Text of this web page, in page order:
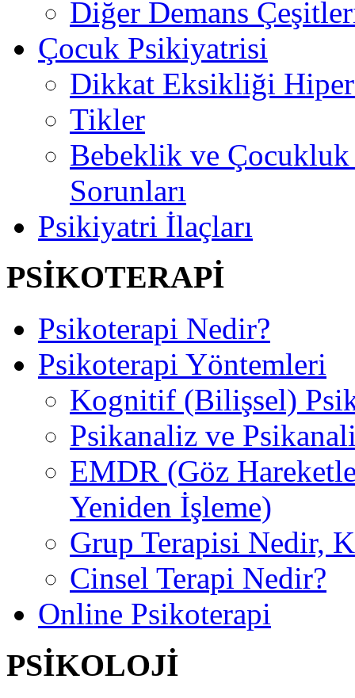
Diğer Demans
Çocuk Psikiyatrisi
Dikkat Eksikliği
Tikler
Bebeklik ve
Sorunları
Psikiyatri İlaçları
PSİKOTERAPİ
Psikoterapi Nedir?
Psikoterapi Yöntemleri
Kognitif (Bilişsel)
Psikanaliz ve
EMDR (Göz
Yeniden İşleme)
Grup Terapisi Nedir,
Cinsel Terapi Nedir?
Online Psikoterapi
PSİKOLOJİ